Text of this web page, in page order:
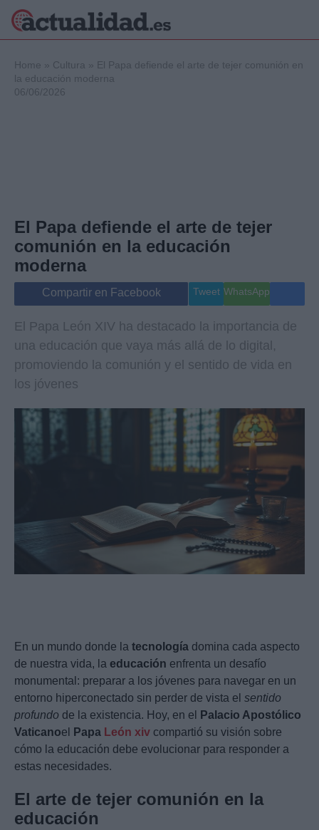
Internacional
Viajes
Gente
Musica
Home » Cultura » El Papa defiende el arte de tejer comunión en
la educación moderna
06/06/2026
El Papa defiende el arte de tejer
comunión en la educación
moderna
Compartir en Facebook Tweet WhatsApp
El Papa León XIV ha destacado la importancia de
una educación que vaya más allá de lo digital,
promoviendo la comunión y el sentido de vida en
los jóvenes
En un mundo donde la tecnología domina cada aspecto
de nuestra vida, la educación enfrenta un desafío
monumental: preparar a los jóvenes para navegar en un
entorno hiperconectado sin perder de vista el sentido
profundo de la existencia. Hoy, en el
Palacio Apostólico
Vaticanoel Papa León xiv compartió su visión sobre
cómo la educación debe evolucionar para responder a
estas necesidades.
El arte de tejer comunión en la
educación